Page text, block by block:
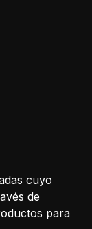
cuyo
de
para